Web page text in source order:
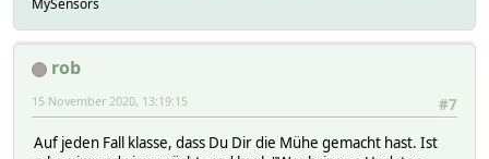
MySensors
rob
#7
15 November 2020, 13:19:15
Auf jeden Fall klasse, dass Du Dir die Mühe gemacht hast. Ist